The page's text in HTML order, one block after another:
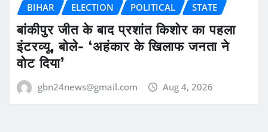
BIHAR ELECTION POLITICAL STATE
बांकीपुर जीत के बाद प्रशांत किशोर का पहला
इंटरव्यू, बोले- ‘अहंकार के खिलाफ जनता ने
वोट दिया’
gbn24news@gmail.com Aug 4, 2026